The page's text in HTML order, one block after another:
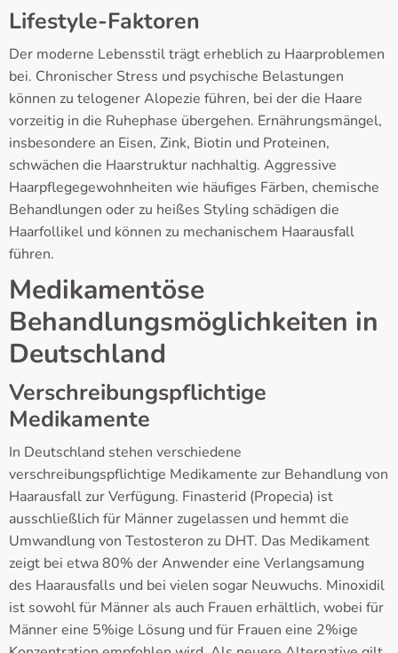
Lifestyle-Faktoren
Der moderne Lebensstil trägt erheblich zu Haarproblemen
bei. Chronischer Stress und psychische Belastungen
können zu telogener Alopezie führen, bei der die Haare
vorzeitig in die Ruhephase übergehen. Ernährungsmängel,
insbesondere an Eisen, Zink, Biotin und Proteinen,
schwächen die Haarstruktur nachhaltig. Aggressive
Haarpflegegewohnheiten wie häufiges Färben, chemische
Behandlungen oder zu heißes Styling schädigen die
Haarfollikel und können zu mechanischem Haarausfall
führen.
Medikamentöse
Behandlungsmöglichkeiten in
Deutschland
Verschreibungspflichtige
Medikamente
In Deutschland stehen verschiedene
verschreibungspflichtige Medikamente zur Behandlung von
Haarausfall zur Verfügung. Finasterid (Propecia) ist
ausschließlich für Männer zugelassen und hemmt die
Umwandlung von Testosteron zu DHT. Das Medikament
zeigt bei etwa 80% der Anwender eine Verlangsamung
des Haarausfalls und bei vielen sogar Neuwuchs. Minoxidil
ist sowohl für Männer als auch Frauen erhältlich, wobei für
Männer eine 5%ige Lösung und für Frauen eine 2%ige